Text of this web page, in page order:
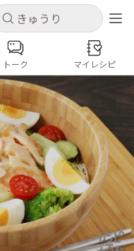
キャンセル
存できます
新規登録
キャンセル
コンテンツ
とうもろこし
ヤ
トーク マイレシピ